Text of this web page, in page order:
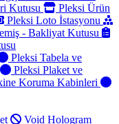
Kutusu
Pleksi Ürün
Pleksi Loto İstasyonu
- Bakliyat Kutusu
Pleksi Tabela ve
Pleksi Plaket ve
Koruma Kabinleri
Void Hologram